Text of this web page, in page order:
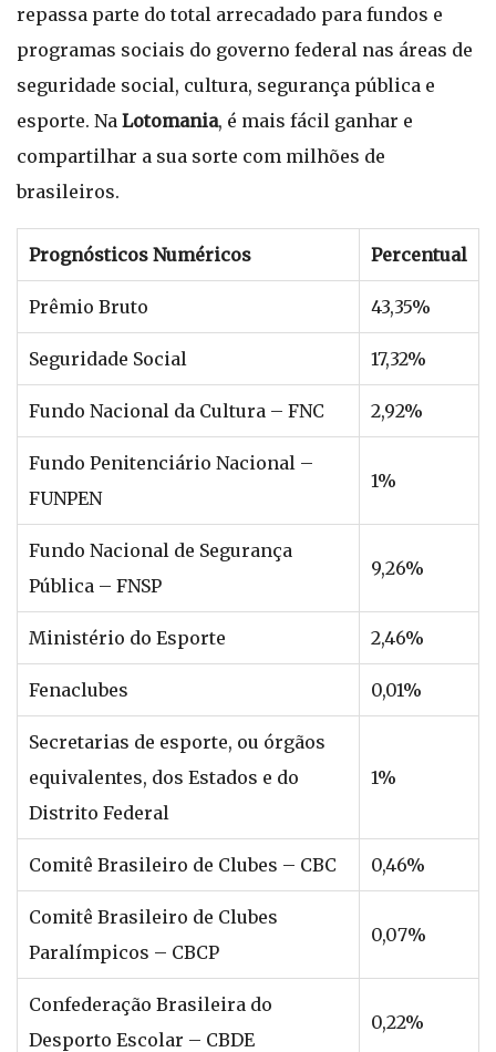
repassa parte do total arrecadado para fundos e
programas sociais do governo federal nas áreas de
seguridade social, cultura, segurança pública e
esporte. Na Lotomania, é mais fácil ganhar e
compartilhar a sua sorte com milhões de
brasileiros.
Prognósticos Numéricos Percentual
Prêmio Bruto 43,35%
Seguridade Social 17,32%
Fundo Nacional da Cultura – FNC 2,92%
Fundo Penitenciário Nacional –
FUNPEN
1%
Fundo Nacional de Segurança
Pública – FNSP
9,26%
Ministério do Esporte 2,46%
Fenaclubes 0,01%
Secretarias de esporte, ou órgãos
equivalentes, dos Estados e do
Distrito Federal
1%
Comitê Brasileiro de Clubes – CBC 0,46%
Comitê Brasileiro de Clubes
Paralímpicos – CBCP
0,07%
Confederação Brasileira do
Desporto Escolar – CBDE
0,22%